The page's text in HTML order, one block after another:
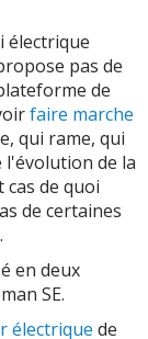
électrique
pas de
de
faire marche
qui rame, qui
l'évolution de la
de quoi
de certaines
en deux
SE.
électrique de